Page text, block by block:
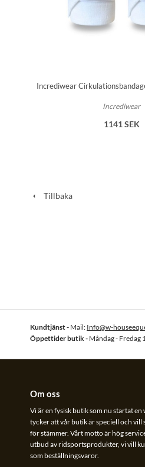
Incrediwear
Incrediwear
1141 SEK
Tillbaka
Kundtjänst - Mail: Info@w-
Öppettider butik - Måndag - Fredag
Om oss
Vi är en fysisk butik som nu startat
tycker att vår butik är speciell och vill
för stämmer. Vårt motto är hög
utbud av ridsportsprodukter, vi vill
som beställningsvaror.